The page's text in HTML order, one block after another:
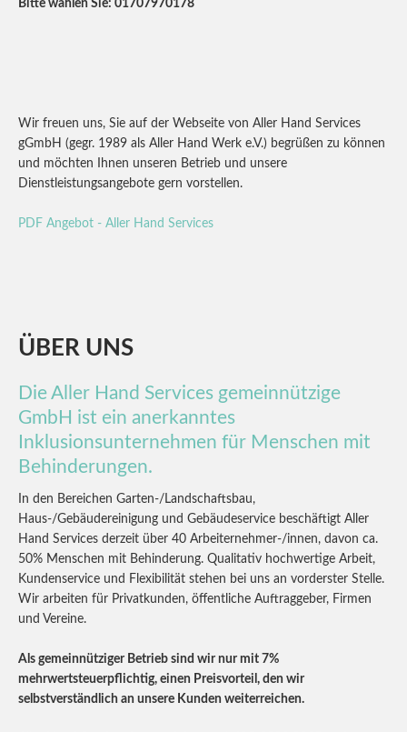
Bitte wählen Sie: 01707970178
Wir freuen uns, Sie auf der Webseite von Aller Hand Services
gGmbH (gegr. 1989 als Aller Hand Werk e.V.) begrüßen zu können
und möchten Ihnen unseren Betrieb und unsere
Dienstleistungsangebote gern vorstellen.
PDF Angebot - Aller Hand Services
ÜBER UNS
Die Aller Hand Services gemeinnützige
GmbH ist ein anerkanntes
Inklusionsunternehmen für Menschen mit
Behinderungen.
In den Bereichen Garten-/Landschaftsbau,
Haus-/Gebäudereinigung und Gebäudeservice beschäftigt Aller
Hand Services derzeit über 40 Arbeiternehmer-/innen, davon ca.
50% Menschen mit Behinderung. Qualitativ hochwertige Arbeit,
Kundenservice und Flexibilität stehen bei uns an vorderster Stelle.
Wir arbeiten für Privatkunden, öffentliche Auftraggeber, Firmen
und Vereine.
Als gemeinnütziger Betrieb sind wir nur mit 7%
mehrwertsteuerpflichtig, einen Preisvorteil, den wir
selbstverständlich an unsere Kunden weiterreichen.